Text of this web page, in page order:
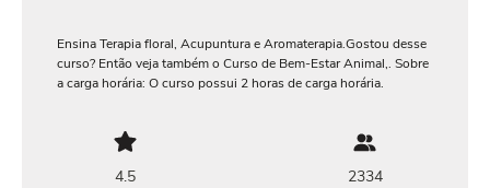
Ensina Terapia floral, Acupuntura e Aromaterapia.Gostou desse
curso? Então veja também o Curso de Bem-Estar Animal,. Sobre
a carga horária: O curso possui 2 horas de carga horária.
4.5
2334